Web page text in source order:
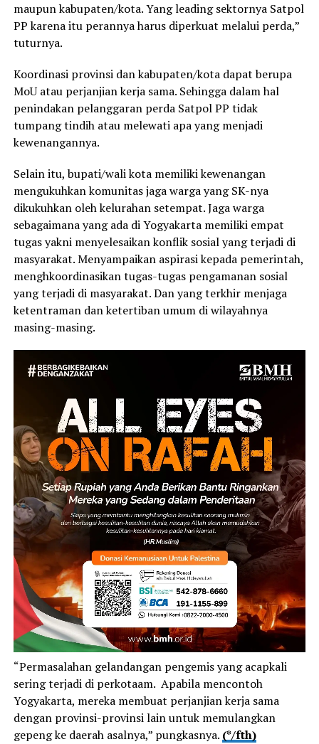
maupun kabupaten/kota. Yang leading sektornya Satpol
PP karena itu perannya harus diperkuat melalui perda,”
tuturnya.
Koordinasi provinsi dan kabupaten/kota dapat berupa
MoU atau perjanjian kerja sama. Sehingga dalam hal
penindakan pelanggaran perda Satpol PP tidak
tumpang tindih atau melewati apa yang menjadi
kewenangannya.
Selain itu, bupati/wali kota memiliki kewenangan
mengukuhkan komunitas jaga warga yang SK-nya
dikukuhkan oleh kelurahan setempat. Jaga warga
sebagaimana yang ada di Yogyakarta memiliki empat
tugas yakni menyelesaikan konflik sosial yang terjadi di
masyarakat. Menyampaikan aspirasi kepada pemerintah,
menghkoordinasikan tugas-tugas pengamanan sosial
yang terjadi di masyarakat. Dan yang terkhir menjaga
ketentraman dan ketertiban umum di wilayahnya
masing-masing.
“Permasalahan gelandangan pengemis yang acapkali
sering terjadi di perkotaam. Apabila mencontoh
Yogyakarta, mereka membuat perjanjian kerja sama
dengan provinsi-provinsi lain untuk memulangkan
gepeng ke daerah asalnya,” pungkasnya. (*/fth)